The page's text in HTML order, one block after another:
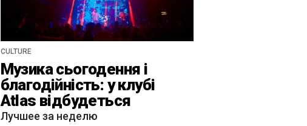
CULTURE
Музика сьогодення і
благодійність: у клубі
Atlas відбудеться
весняний «ГОМІН»
Лучшее за неделю